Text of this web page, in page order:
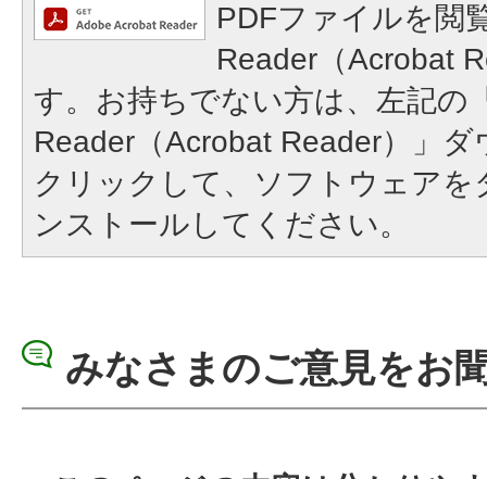
PDFファイルを閲
Reader（Acrobat
す。お持ちでない方は、左記の
Reader（Acrobat Reader）」
クリックして、ソフトウェア
ンストールしてください。
みなさまのご意見をお